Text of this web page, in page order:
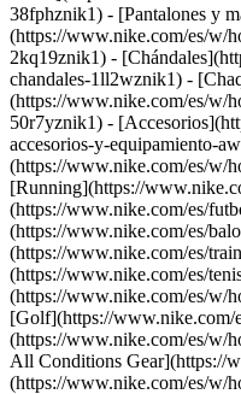
38fphznik1) - [Pantalones y
(https://www.nike.com/es/w/
2kq19znik1) -
chandales-1ll2wznik1) -
(https://www.nike.com/es/w/
50r7yznik1) -
accesorios-y-equipamiento-
(https://www.nike.com/es/w/
[Running](https://
(https://www.nike.com/es/
(https://www.nike.com/es/
(https://www.nike.com/es/
(https://www.nike.com/es/
(https://www.nike.com/es/w/
[Golf](https://www.nike.com/
(https://www.nike.com/es/w/
All Conditions Gear](https://
(https://www.nike.com/es/w/